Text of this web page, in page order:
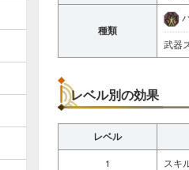
種類
武器
レベル別の効果
レベル
1 スキ